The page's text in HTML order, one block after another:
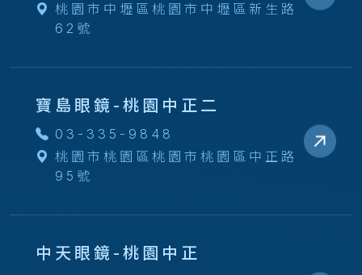
桃園市中壢區桃園市中壢區新生路
62號
寶島眼鏡-桃園中正二
03-335-9848
桃園市桃園區桃園市桃園區中正路
95號
中天眼鏡-桃園中正